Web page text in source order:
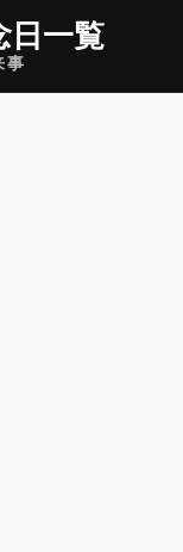
日一覧
事